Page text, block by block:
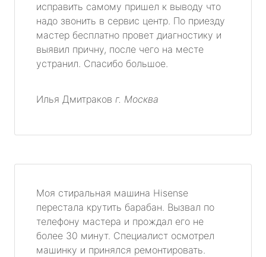
исправить самому пришел к выводу что
надо звонить в сервис центр. По приезду
мастер бесплатно провет диагностику и
выявил причну, после чего на месте
устранил. Спасибо большое.
Илья Дмитраков г. Москва
Моя стиральная машина Hisense
перестала крутить барабан. Вызвал по
телефону мастера и прождал его не
более 30 минут. Специалист осмотрел
машинку и принялся ремонтировать.